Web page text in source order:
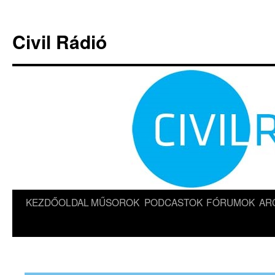
tartalomba
Civil Rádió
KEZDŐOLDAL MŰSOROK PODCASTOK FÓRUMOK